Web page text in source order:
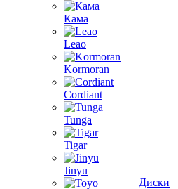
Кама
Leao
Kormoran
Cordiant
Tunga
Tigar
Jinyu
Диски